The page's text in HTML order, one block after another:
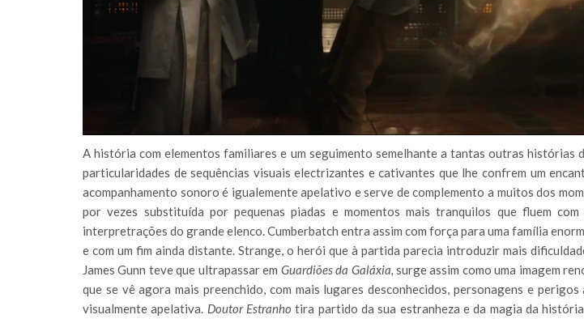
A história com elementos familiares e um seguimento semelhante a tantas outras histórias
particularidades de sequências visuais electrizantes e cativantes que lhe confrem um
acompanhamento sonoro é igualemente apelativo e serve de complemento a muitos dos
por vezes substituída por pequenas piadas e momentos mais tranquilos que fluem
interpretrações do grande elenco. Cumberbatch entra assim com força para uma família
e com um fim ainda distante. Strange, o herói que à partida parecia introduzir mais
James Gunn teve que ultrapassar em Guardiões da Galáxia, surge assim como uma imagem
que se vê agora mais preenchido, com mais lugares desconhecidos, personagens e
visualmente apelativa. Doutor Estranhotira partido da sua estranheza e da magia da